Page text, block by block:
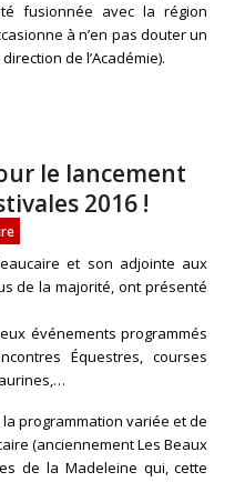
fusionnée avec la région
à n’en pas douter un
de l’Académie).
le lancement
2016 !
et son adjointe aux
de la majorité, ont présenté
événements programmés
Équestres, courses
programmation variée et de
(anciennement Les Beaux
de la Madeleine qui, cette